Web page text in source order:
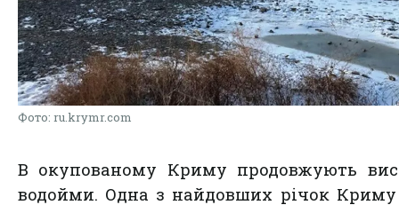
Фото: ru.krymr.com
В окупованому Криму продовжують
водойми. Одна з найдовших річок